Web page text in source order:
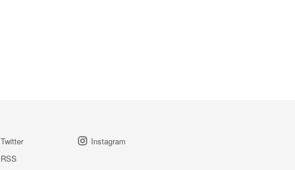
Twitter
Instagram
RSS